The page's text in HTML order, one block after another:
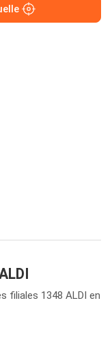
filiales 1348 ALDI en